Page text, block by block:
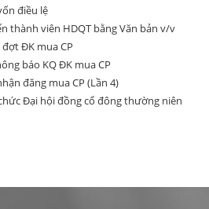
điều lệ
thành viên HDQT bằng Văn bản v/v
ĐK mua CP
báo KQ ĐK mua CP
đăng mua CP (Lần 4)
Đại hội đồng cổ đông thường niên